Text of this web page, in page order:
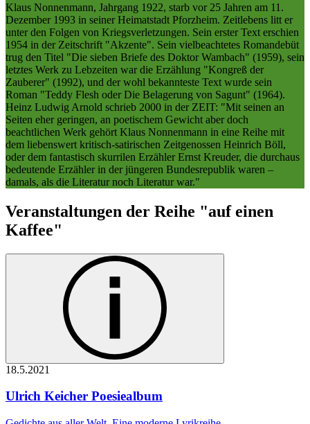
Klaus Nonnenmann, Jahrgang 1922, starb vor 25 Jahren am 11.
Dezember 1993 in seiner Heimatstadt Pforzheim. Zeitlebens litt er
unter den Folgen von Kriegsverletzungen. Sein erster Text erschien
1954 in der Zeitschrift "Akzente". Sein vielbeachtetes Romandebüt
trug den Titel "Die sieben Briefe des Doktor Wambach" (1959), sein
letztes Werk zu Lebzeiten war die Erzählung "Kongreß der
Zauberer" (1992), und der wohl bekannteste Text wurde sein
Roman "Teddy Flesh oder Die Belagerung von Sagunt" (1964).
Heinz Ludwig Arnold schrieb 2000 in der ZEIT: "Mit seinen an
Seiten eher geringen, an poetischem Gewicht aber doch
beachtlichen Werk gehört Klaus Nonnenmann in eine Reihe mit
dem liebenswert kritisch-satirischen Zeitgenossen Heinrich Böll,
oder dem fantastisch skurrilen Erzähler Ernst Kreuder, die durchaus
bedeutende Erzähler in der jüngeren Bundesrepublik waren –
damals, als die Literatur noch Literatur war."
Veranstaltungen der Reihe "auf einen
Kaffee"
18.5.2021
Ulrich Keicher Poesiealbum